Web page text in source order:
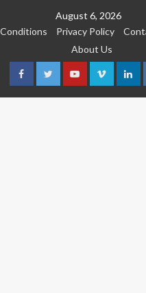
August 6, 2026
Privacy Policy
About Us
FacebookTwitterYoutubeVimeo